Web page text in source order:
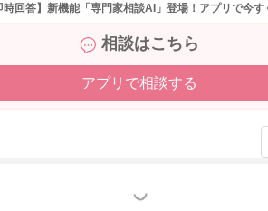
児科受診が必要になります。ですが、お写
とによる影響や、体調不良に伴う腸内細菌
ないように思いますよ。ただ、再び発熱が
続くようでしたら、再度小児科受診の目安
時回答】新機能「専門家相談AI」登場！アプリで今す
相談はこちら
アプリで相談する
もっと見る